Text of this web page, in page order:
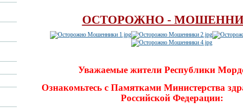
ОСТОРОЖНО -
Уважаемые жители Республики
Ознакомьтесь с Памятками Министерства
Российской Федерации: